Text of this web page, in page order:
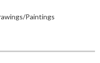
Paintings